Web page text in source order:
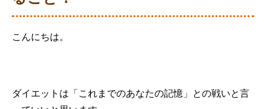
こんにちは。
ダイエットは「これまでのあなたの記憶」との戦いと言